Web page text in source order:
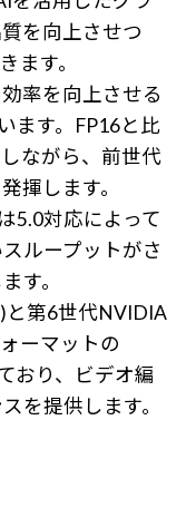
を向上させつ
ます。
率を向上させる
ます。FP16と比
ながら、前世代
揮します。
5.0対応によって
ループットがさ
す。
と第6世代NVIDIA
ーマットの
おり、ビデオ編
を提供します。